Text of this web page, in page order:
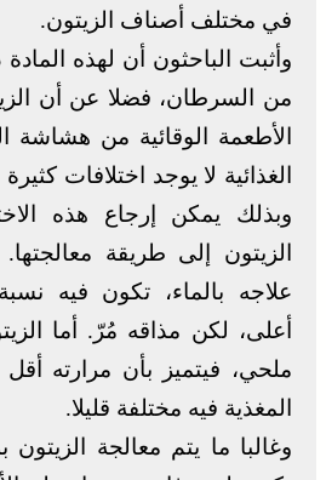
في مختلف أصناف الزيتون.
وأثبت الباحثون أن لهذه
من السرطان، فضلا عن أن
الأطعمة الوقائية من هشاشة
الغذائية لا يوجد اختلافات
وبذلك يمكن إرجاع هذه
الزيتون إلى طريقة
علاجه بالماء، تكون فيه
أعلى، لكن مذاقه مُرّ. أما
ملحي، فيتميز بأن مرارته أقل
المغذية فيه مختلفة قليلا.
وغالبا ما يتم معالجة